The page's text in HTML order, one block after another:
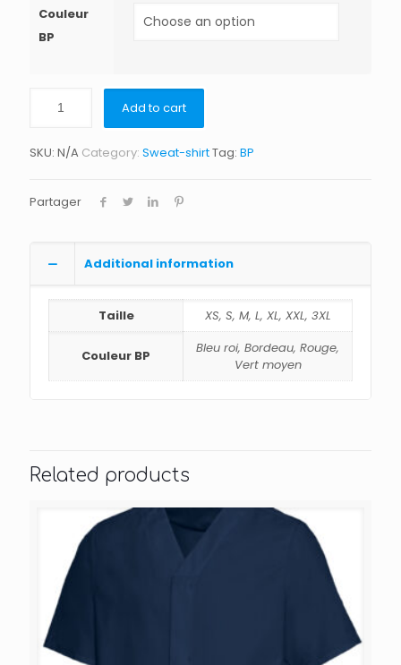
Couleur
BP
Add to cart
SKU: N/A Category: Sweat-shirtTag: BP
Partager
Additional information
Taille XS, S, M, L, XL, XXL, 3XL
Couleur BP
Bleu roi, Bordeau, Rouge,
Vert moyen
Related products